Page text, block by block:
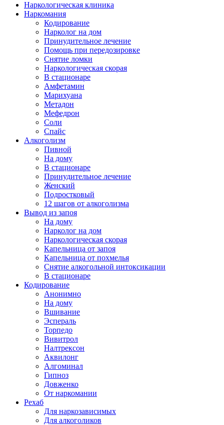
Наркологическая клиника
Наркомания
Кодирование
Нарколог на дом
Принудительное лечение
Помощь при передозировке
Снятие ломки
Наркологическая скорая
В стационаре
Амфетамин
Марихуана
Метадон
Мефедрон
Соли
Спайс
Алкоголизм
Пивной
На дому
В стационаре
Принудительное лечение
Женский
Подростковый
12 шагов от алкоголизма
Вывод из запоя
На дому
Нарколог на дом
Наркологическая скорая
Капельница от запоя
Капельница от похмелья
Снятие алкогольной интоксикации
В стационаре
Кодирование
Анонимно
На дому
Вшивание
Эспераль
Торпедо
Вивитрол
Налтрексон
Аквилонг
Алгоминал
Гипноз
Довженко
От наркомании
Рехаб
Для наркозависимых
Для алкоголиков